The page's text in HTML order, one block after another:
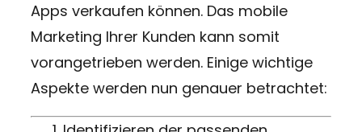
Apps verkaufen können. Das mobile
Marketing Ihrer Kunden kann somit
vorangetrieben werden. Einige wichtige
Aspekte werden nun genauer betrachtet: